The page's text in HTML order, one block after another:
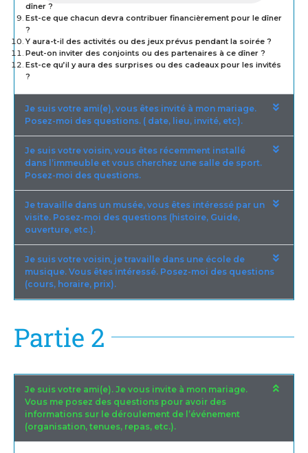
dîner ?
Est-ce que chacun devra contribuer financièrement pour le dîner
?
Y aura-t-il des activités ou des jeux prévus pendant la soirée ?
Peut-on inviter des conjoints ou des partenaires à ce dîner ?
Est-ce qu’il y aura des surprises ou des cadeaux pour les invités
?
Je suis votre ami(e), vous êtes invité à mon mariage.
Posez-moi des questions. ( date, lieu, invité, etc).
Je suis votre voisin, vous êtes récemment installé
dans l’immeuble et vous cherchez une salle de sport.
Posez-moi des questions.
Je travaille dans un musée, vous êtes intéressé par un
visite. Posez-moi des questions (histoire, Guide,
ouverture, etc.).
Je suis votre voisin, je travaille dans une école de
musique. Vous êtes intéressé. Posez-moi des questions
(cours, horaire, prix).
Partie 2
Je suis votre ami(e). Je vous invite à mon mariage.
Vous me posez des questions pour avoir des
informations sur le déroulement de l’événement
(organisation, tenues, repas, etc.).